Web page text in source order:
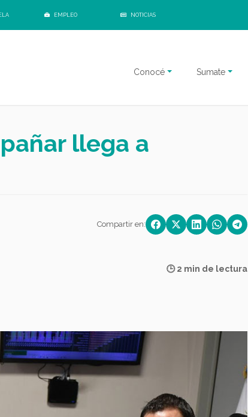
EMPLEO NOTICIAS
Conocé Sumate
llega a
Compartir en:
🕒 2 min de lectura